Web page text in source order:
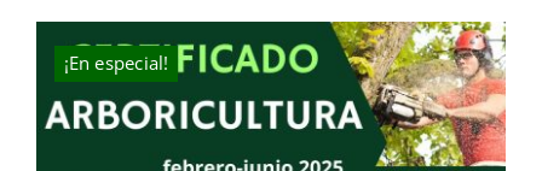
was:
$2,400.00.
is:
$1,900.00.
¡En especial!